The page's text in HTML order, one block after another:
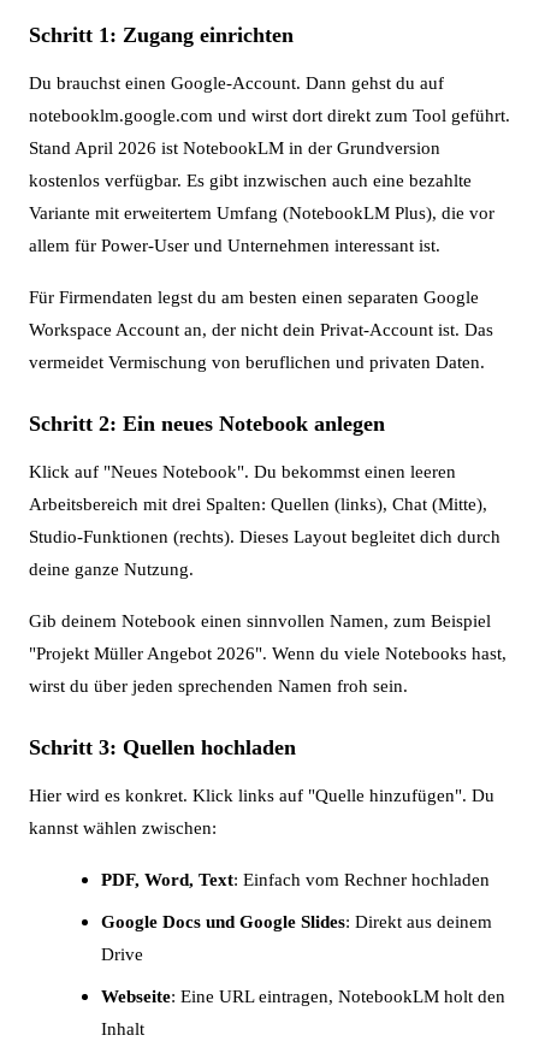
Schritt 1: Zugang einrichten
Du brauchst einen Google-Account. Dann gehst du auf
notebooklm.google.com und wirst dort direkt zum Tool geführt.
Stand April 2026 ist NotebookLM in der Grundversion
kostenlos verfügbar. Es gibt inzwischen auch eine bezahlte
Variante mit erweitertem Umfang (NotebookLM Plus), die vor
allem für Power-User und Unternehmen interessant ist.
Für Firmendaten legst du am besten einen separaten Google
Workspace Account an, der nicht dein Privat-Account ist. Das
vermeidet Vermischung von beruflichen und privaten Daten.
Schritt 2: Ein neues Notebook anlegen
Klick auf "Neues Notebook". Du bekommst einen leeren
Arbeitsbereich mit drei Spalten: Quellen (links), Chat (Mitte),
Studio-Funktionen (rechts). Dieses Layout begleitet dich durch
deine ganze Nutzung.
Gib deinem Notebook einen sinnvollen Namen, zum Beispiel
"Projekt Müller Angebot 2026". Wenn du viele Notebooks hast,
wirst du über jeden sprechenden Namen froh sein.
Schritt 3: Quellen hochladen
Hier wird es konkret. Klick links auf "Quelle hinzufügen". Du
kannst wählen zwischen:
PDF, Word, Text: Einfach vom Rechner hochladen
Google Docs und Google Slides: Direkt aus deinem
Drive
Webseite: Eine URL eintragen, NotebookLM holt den
Inhalt